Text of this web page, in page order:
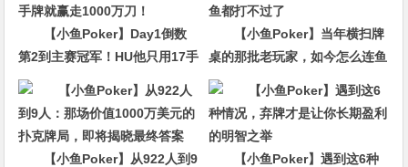
【小鱼Poker】Day1倒数
第2到主赛冠军！HU他只用17手
牌就赢走1000万刀！
【小鱼Poker】当年横扫牌
桌的那批老玩家，如今怎么连鱼
都打不过了
【小鱼Poker】从922人到9
【小鱼Poker】遇到这6种